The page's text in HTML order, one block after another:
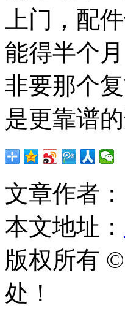
上门，配
能得半个
非要那个
是更靠谱的
文章作者：
本文地址：
版权所有
处！